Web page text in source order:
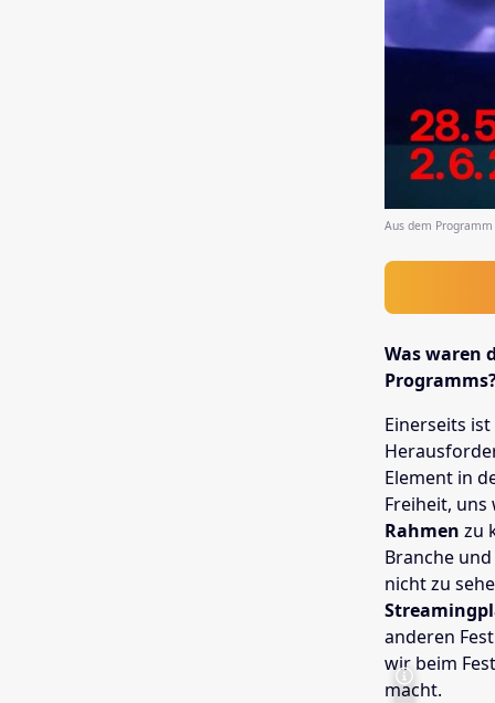
Aus dem
Was waren
Einerseits
Element in
Freiheit,
Rahmen zu
Branche
nicht zu
anderen
wir beim
macht.